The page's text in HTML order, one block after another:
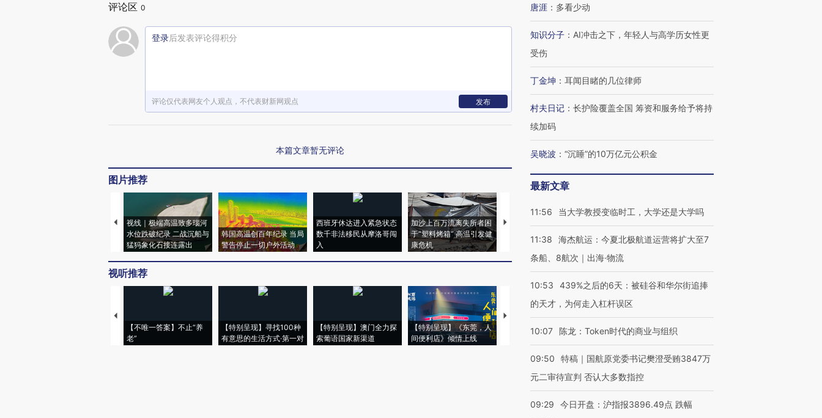
评论区 0
登录后发表评论得积分
评论仅代表网友个人观点，不代表财新网观点 发布
本篇文章暂无评论
图片推荐
视线｜极端高温致多瑙河
水位跌破纪录 二战沉船与
猛犸象化石接连露出
韩国高温创百年纪录 当局
警告停止一切户外活动
西班牙休达进入紧急状态
数千非法移民从摩洛哥闯
入
加沙上百万流离失所者困
于“塑料烤箱” 高温引发健
康危机
视线｜HYROX的吸金
术：是什么让中产们甘
心“花钱找虐”？
粒摇头丸 尿检体内含3种
毒品
度Z世代 用街头抗争将教
育部长拱下台
视听推荐
【不唯一答案】不止“养
老”
【特别呈现】寻找100种
有意思的生活方式·第一对
【特别呈现】澳门全力探
索葡语国家新渠道
【特别呈现】《东莞，人
间便利店》倾情上线
【推广】走进第四届链博
会，让数智科技“链”接产
【特别呈现】寻找100种
有意思的生活方式·第三对
【商旅对话】华住集团
唐涯 ： 多看少动
知识分子 ： AI冲击之下，年轻人与高学历女性更
受伤
丁金坤 ： 耳闻目睹的几位律师
村夫日记 ： 长护险覆盖全国 筹资和服务给予将持
续加码
吴晓波 ： “沉睡”的10万亿元公积金
最新文章
11:56 当大学教授变临时工，大学还是大学吗
11:38
海杰航运：今夏北极航道运营将扩大至7
条船、8航次｜出海·物流
10:53
439%之后的6天：被硅谷和华尔街追捧
的天才，为何走入杠杆误区
10:07 陈龙：Token时代的商业与组织
09:50
特稿｜国航原党委书记樊澄受贿3847万
元二审待宣判 否认大多数指控
09:29
今日开盘：沪指报3896.49点 跌幅